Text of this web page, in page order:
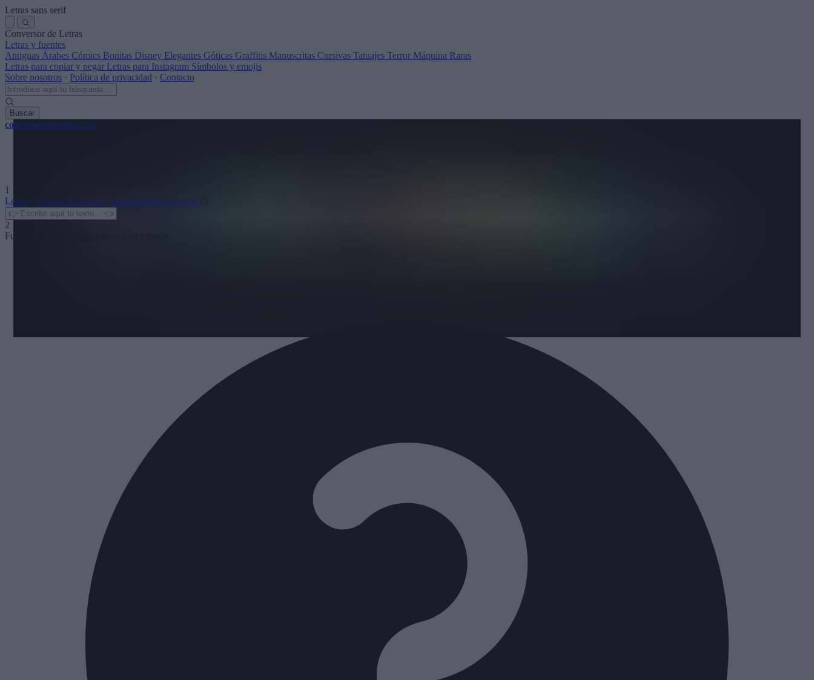
Letras sans serif
Conversor de Letras
Letras y fuentes
Antiguas Árabes Cómics Bonitas Disney Elegantes Góticas Graffitis Manuscritas Cursivas Tatuajes Terror Máquina Raras
Letras para copiar y pegar Letras para Instagram Símbolos y emojis
Sobre nosotros · Política de privacidad · Contacto
Buscar
conversordeletras.com
1
Letras y fuentes Símbolos y emojis Sobre nosotros
2
Fuentes gráficas